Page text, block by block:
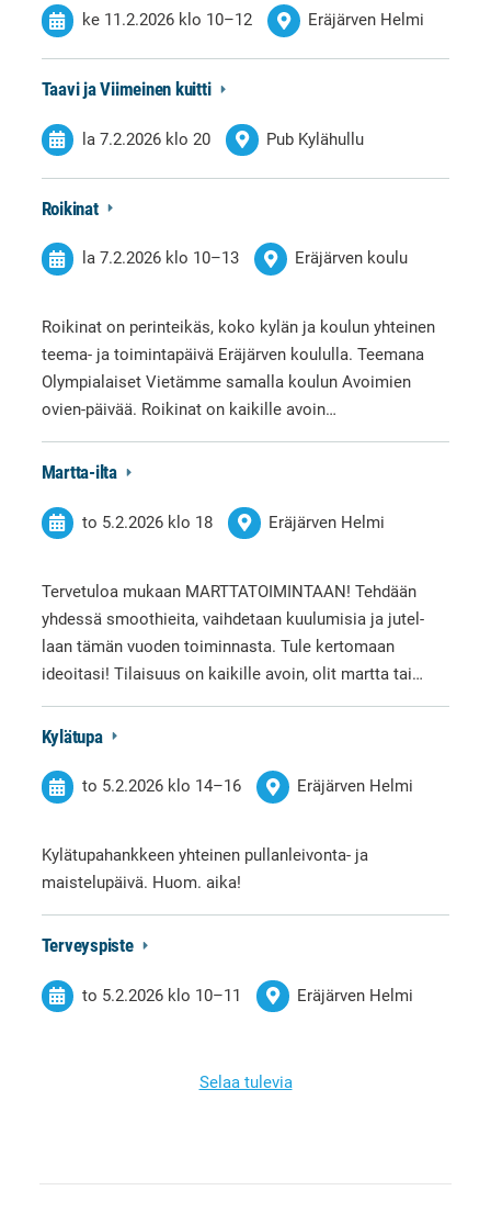
ke 11.2.2026 klo 10–12 Eräjärven Helmi
Taavi ja Viimeinen kuitti
la 7.2.2026 klo 20 Pub Kylähullu
Roikinat
la 7.2.2026 klo 10–13 Eräjärven koulu
Roikinat on perinteikäs, koko kylän ja koulun yhteinen
teema- ja toimintapäivä Eräjärven koululla. Teemana
Olympialaiset Vietämme samalla koulun Avoimien
ovien-päivää. Roikinat on kaikille avoin…
Martta-ilta
to 5.2.2026 klo 18 Eräjärven Helmi
Tervetuloa mukaan MARTTATOIMINTAAN! Tehdään
yhdessä smoothieita, vaihdetaan kuulumisia ja jutel-
laan tämän vuoden toiminnasta. Tule kertomaan
ideoitasi! Tilaisuus on kaikille avoin, olit martta tai…
Kylätupa
to 5.2.2026 klo 14–16 Eräjärven Helmi
Kylätupahankkeen yhteinen pullanleivonta- ja
maistelupäivä. Huom. aika!
Terveyspiste
to 5.2.2026 klo 10–11 Eräjärven Helmi
Selaa tulevia